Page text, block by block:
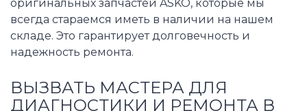
оригинальных запчастей ASKO, которые мы
всегда стараемся иметь в наличии на нашем
складе. Это гарантирует долговечность и
надежность ремонта.
ВЫЗВАТЬ МАСТЕРА ДЛЯ
ДИАГНОСТИКИ И РЕМОНТА В